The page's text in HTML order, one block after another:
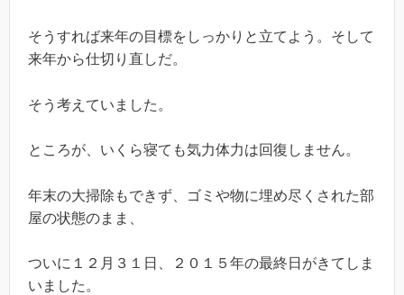
そうすれば来年の目標をしっかりと立てよう。そして
来年から仕切り直しだ。
そう考えていました。
ところが、いくら寝ても気力体力は回復しません。
年末の大掃除もできず、ゴミや物に埋め尽くされた部
屋の状態のまま、
ついに１２月３１日、２０１５年の最終日がきてしま
いました。